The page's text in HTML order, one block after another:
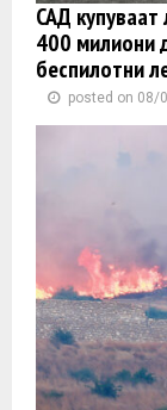
САД
400 милиони
беспилотни
posted on 08/